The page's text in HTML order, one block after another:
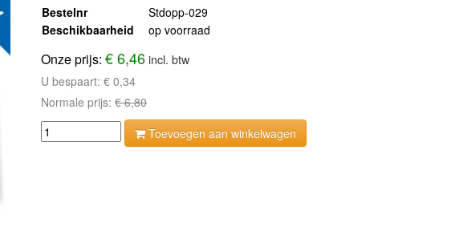
Bestelnr
Stdopp-029
Beschikbaarheid
op voorraad
Onze prijs:€ 6,46 incl. btw
U bespaart:€ 0,34
Normale prijs:€ 6,80
Toevoegen aan winkelwagen